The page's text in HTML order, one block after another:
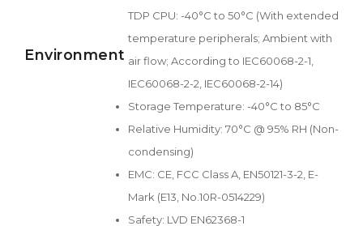
Environment
TDP CPU: -40°C to 50°C (With extended
temperature peripherals; Ambient with
air flow; According to IEC60068-2-1,
IEC60068-2-2, IEC60068-2-14)
Storage Temperature: -40°C to 85°C
Relative Humidity: 70°C @ 95% RH (Non-
condensing)
EMC: CE, FCC Class A, EN50121-3-2, E-
Mark (E13, No.10R-0514229)
Safety: LVD EN62368-1